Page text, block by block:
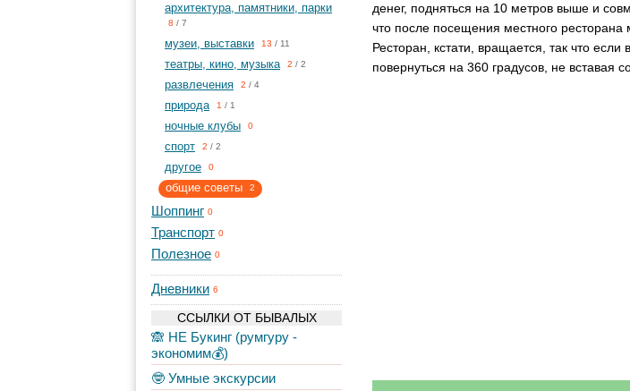
архитектура, памятники, парки
8 / 7
музеи, выставки 13 / 11
театры, кино, музыка 2 / 2
развлечения 2 / 4
природа 1 / 1
ночные клубы 0
спорт 2 / 2
другое 0
общие советы 2
Шоппинг 0
Транспорт 0
Полезное 0
Дневники 6
ССЫЛКИ ОТ БЫВАЛЫХ
🙈 НЕ Букинг (румгуру -
экономим💰)
🤓 Умные экскурсии
денег, подняться на 10 метров выше и
что после посещения местного ресторана
Ресторан, кстати, вращается, так что
повернуться на 360 градусов, не вставая